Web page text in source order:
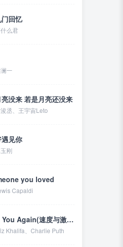
回忆
么君
一
没来 若是月亮还没来
丞、王宇宙Leto
见你
刚
you loved
Capaldi
See You Again(速度与激情7主题曲)
Khalifa、Charlie Puth